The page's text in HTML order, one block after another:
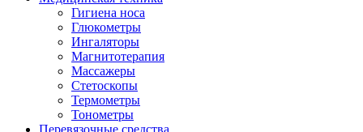
Гигиена носа
Глюкометры
Ингаляторы
Магнитотерапия
Массажеры
Стетоскопы
Термометры
Тонометры
Перевязочные средства